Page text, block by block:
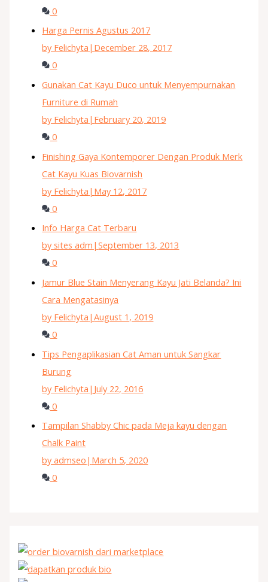
0
Harga Pernis Agustus 2017
by Felichyta | December 28, 2017
0
Gunakan Cat Kayu Duco untuk Menyempurnakan
Furniture di Rumah
by Felichyta | February 20, 2019
0
Finishing Gaya Kontemporer Dengan Produk Merk
Cat Kayu Kuas Biovarnish
by Felichyta | May 12, 2017
0
Info Harga Cat Terbaru
by sites adm |September 13, 2013
0
Jamur Blue Stain Menyerang Kayu Jati Belanda? Ini
Cara Mengatasinya
by Felichyta |August 1, 2019
0
Tips Pengaplikasian Cat Aman untuk Sangkar
Burung
by Felichyta | July 22, 2016
0
Tampilan Shabby Chic pada Meja kayu dengan
Chalk Paint
by admseo | March 5, 2020
0